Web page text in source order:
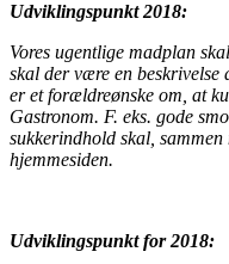
Udviklingspunkt 2018:
Vores ugentlige madplan
skal der være en beskrivelse
er et forældreønske om, at
Gastronom. F. eks. gode
sukkerindhold skal,
hjemmesiden.
Udviklingspunkt for 2018: